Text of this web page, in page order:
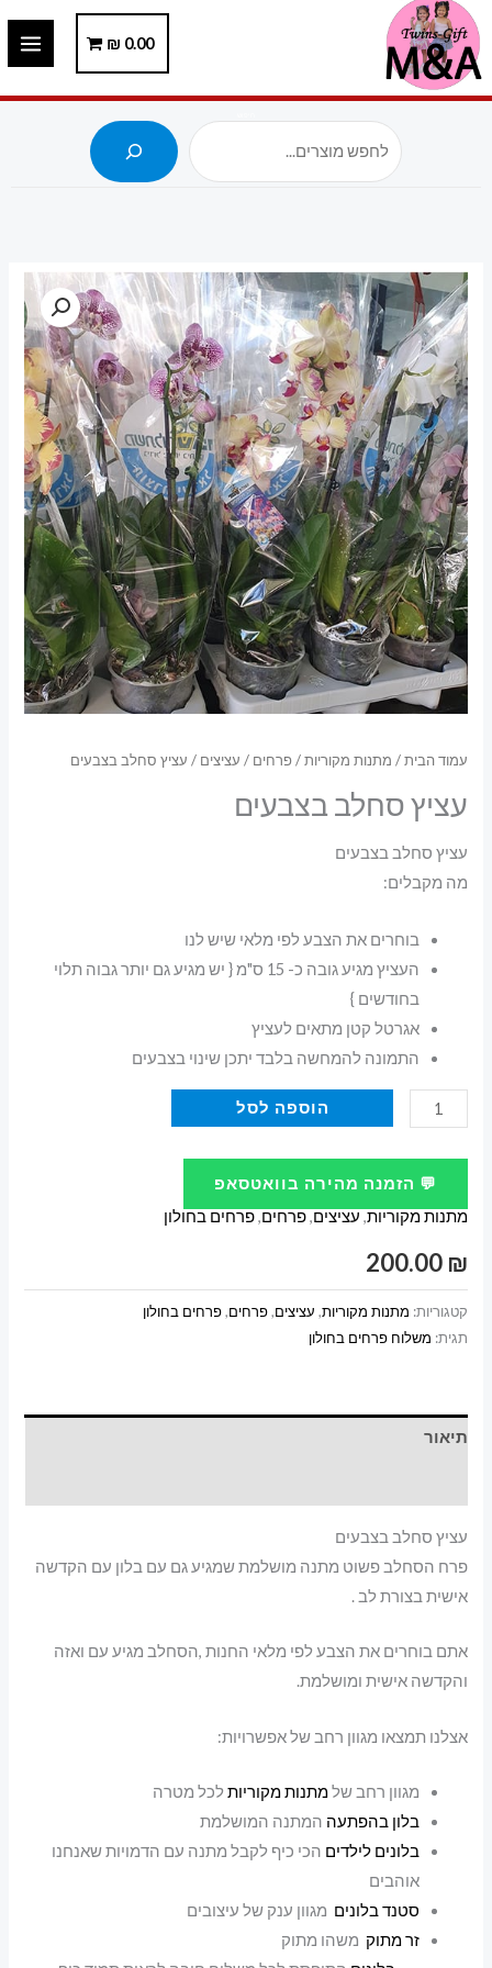
דילוג
לתוכן
0.00
₪
עמוד הבית/ מתנות מקוריות/פרחים / עציצים / עציץ סחלב בצבעים
עציץ סחלב בצבעים
עציץ סחלב בצבעים
מה מקבלים:
בוחרים את הצבע לפי מלאי שיש לנו
העציץ מגיע גובה כ- 15 ס"מ { יש מגיע גם יותר גבוה תלוי
בחודשים }
אגרטל קטן מתאים לעציץ
התמונה להמחשה בלבד יתכן שינוי בצבעים
כמות
של
עציץ
סחלב
בצבעים
הוספה לסל
💬 הזמנה מהירה בוואטסאפ
מתנות מקוריות, עציצים,פרחים,פרחים בחולון
200.00 ₪
קטגוריות: מתנות מקוריות, עציצים,פרחים,פרחים בחולון
תגית: משלוח פרחים בחולון
תיאור
עציץ סחלב בצבעים
פרח הסחלב פשוט מתנה מושלמת שמגיע גם עם בלון עם הקדשה
אישית בצורת לב .
אתם בוחרים את הצבע לפי מלאי החנות ,הסחלב מגיע עם ואזה
והקדשה אישית ומושלמת.
אצלנו תמצאו מגוון רחב של אפשרויות:
מגוון רחב שלמתנות מקוריותלכל מטרה
בלון בהפתעה המתנה המושלמת
בלונים לילדים הכי כיף לקבל מתנה עם הדמויות שאנחנו
אוהבים
סטנד בלונים מגוון ענק של עיצובים
זר מתוק משהו מתוק